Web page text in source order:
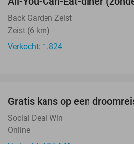
Back Garden Zeist
Zeist (6 km)
Verkocht: 1.824
Gratis kans op een
Social Deal Win
Online